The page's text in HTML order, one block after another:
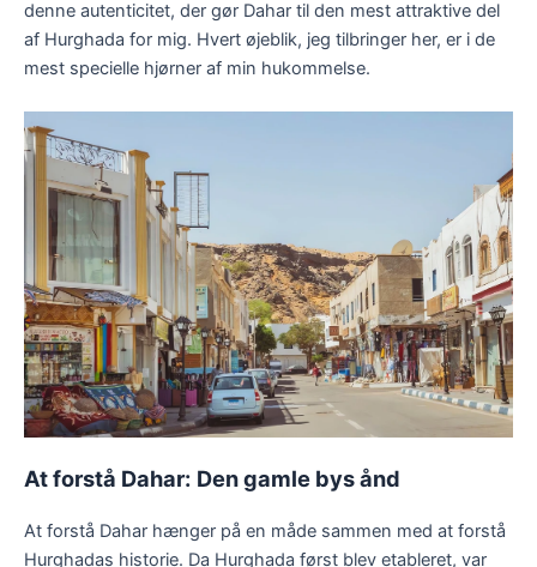
denne autenticitet, der gør Dahar til den mest attraktive del
af Hurghada for mig. Hvert øjeblik, jeg tilbringer her, er i de
mest specielle hjørner af min hukommelse.
At forstå Dahar: Den gamle bys ånd
At forstå Dahar hænger på en måde sammen med at forstå
Hurghadas historie. Da Hurghada først blev etableret, var